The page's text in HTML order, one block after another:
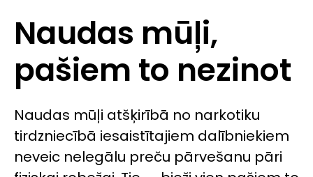
Naudas mūļi,
pašiem to nezinot
Naudas mūļi atšķirībā no narkotiku
tirdzniecībā iesaistītajiem dalībniekiem
neveic nelegālu preču pārvešanu pāri